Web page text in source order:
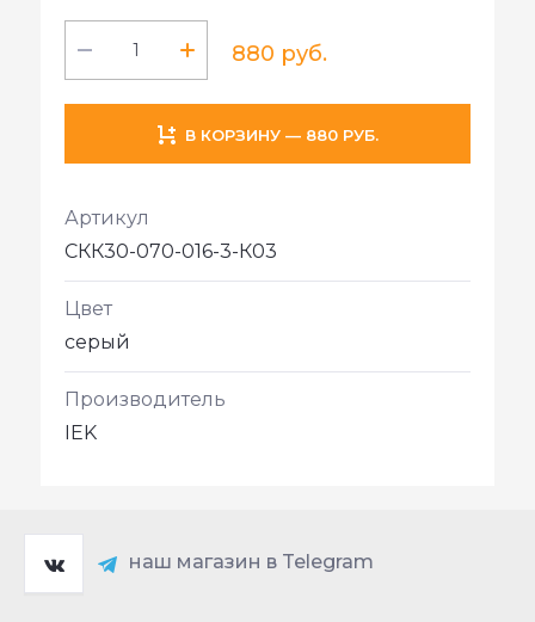
880 руб.
В КОРЗИНУ — 880 РУБ.
Артикул
CКК30-070-016-3-К03
Цвет
серый
Производитель
IEK
наш магазин в Telegram